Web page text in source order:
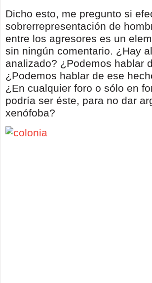
Dicho esto, me pregunto si
sobrerrepresentación de
entre los agresores es un
sin ningún comentario. ¿Hay
analizado? ¿Podemos hablar
¿Podemos hablar de ese
¿En cualquier foro o sólo en
podría ser éste, para no dar
xenófoba?